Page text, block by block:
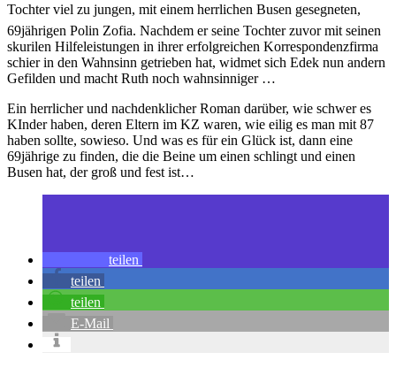
Tochter viel zu jungen, mit einem herrlichen Busen gesegneten,
69jährigen Polin Zofia. Nachdem er seine Tochter zuvor mit seinen
skurilen Hilfeleistungen in ihrer erfolgreichen Korrespondenzfirma
schier in den Wahnsinn getrieben hat, widmet sich Edek nun andern
Gefilden und macht Ruth noch wahnsinniger …
Ein herrlicher und nachdenklicher Roman darüber, wie schwer es
KInder haben, deren Eltern im KZ waren, wie eilig es man mit 87
haben sollte, sowieso. Und was es für ein Glück ist, dann eine
69jährige zu finden, die die Beine um einen schlingt und einen
Busen hat, der groß und fest ist…
teilen
teilen
teilen
E-Mail